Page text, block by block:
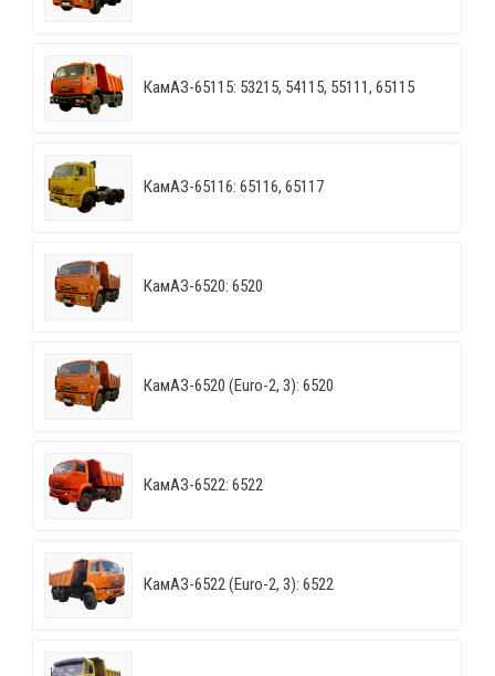
КамАЗ-65115: 53215, 54115, 55111, 65115
КамАЗ-65116: 65116, 65117
КамАЗ-6520: 6520
КамАЗ-6520 (Euro-2, 3): 6520
КамАЗ-6522: 6522
КамАЗ-6522 (Euro-2, 3): 6522